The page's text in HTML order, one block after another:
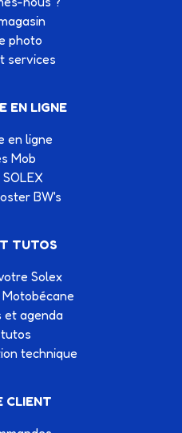
photo
services
EN LIGNE
en ligne
Mob
BW's
TUTOS
Solex
et agenda
technique
CLIENT